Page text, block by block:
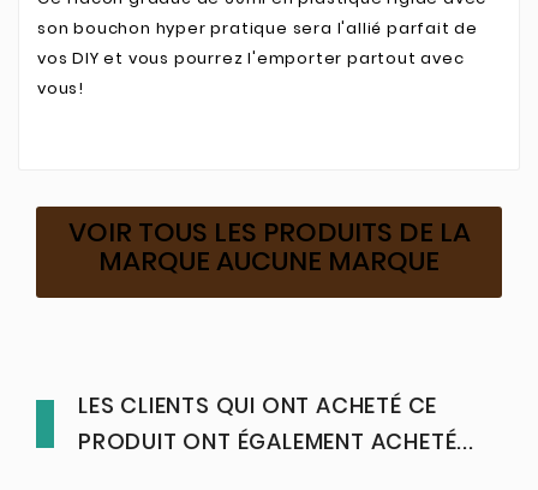
son bouchon hyper pratique sera l'allié parfait de
vos DIY et vous pourrez l'emporter partout avec
vous!
VOIR TOUS LES PRODUITS DE LA
MARQUE AUCUNE MARQUE
LES CLIENTS QUI ONT ACHETÉ CE
PRODUIT ONT ÉGALEMENT ACHETÉ...